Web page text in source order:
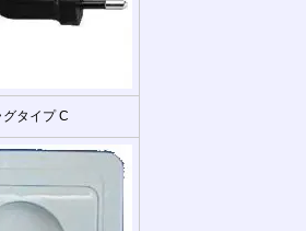
グタイプ C